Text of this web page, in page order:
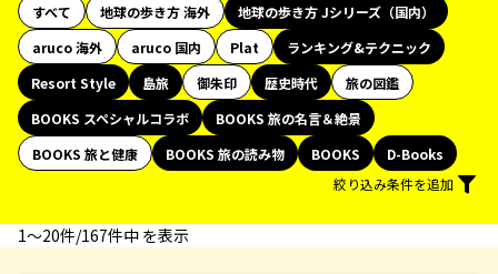
すべて 地球の歩き方 海外
地球の歩き方 Jシリーズ（国内）
aruco 海外
aruco 国内 Plat
ランキング&テクニック
Resort Style
島旅 御朱印 歴史時代
旅の図鑑
BOOKS スペシャルコラボ
BOOKS 旅の名言＆絶景
BOOKS 旅と健康
BOOKS 旅の読み物 BOOKS
D-Books
絞り込み条件を追加
1〜20件/167件中 を表示